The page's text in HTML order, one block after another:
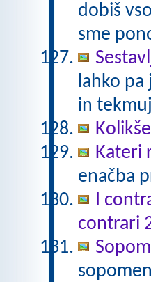
dobiš
sme
lahko
in
Kateri
enačba
I
contrari